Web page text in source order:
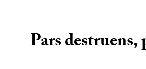
Pars